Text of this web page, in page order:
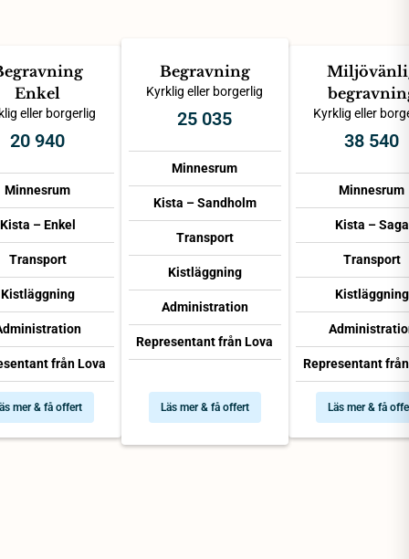
Enkel
eller borgerlig
20 940
Minnesrum
Kista – Enkel
Transport
Kistläggning
från Lova
mer & få offert
Begravning
Kyrklig eller borgerlig
25 035
Minnesrum
Kista – Sandholm
Transport
Kistläggning
Administration
Representant från Lova
Läs mer & få offert
Kyrklig eller
38 540
Minnesrum
Kista – Saga
Transport
Kistläggning
Representant
Läs mer & få